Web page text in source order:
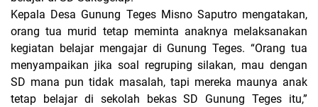
Kepala Desa Gunung Teges Misno Saputro mengatakan,
orang tua murid tetap meminta anaknya melaksanakan
kegiatan belajar mengajar di Gunung Teges. “Orang tua
menyampaikan jika soal regruping silakan, mau dengan
SD mana pun tidak masalah, tapi mereka maunya anak
tetap belajar di sekolah bekas SD Gunung Teges itu,”